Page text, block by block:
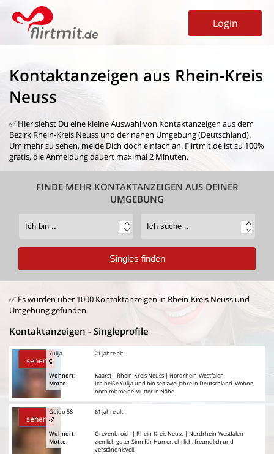
Login
Kontaktanzeigen aus Rhein-Kreis
Neuss
✅ Hier siehst Du eine kleine Auswahl von Kontaktanzeigen aus dem
Bezirk Rhein-Kreis Neuss und der nahen Umgebung (Deutschland).
Um mehr zu sehen, melde Dich doch einfach an. Flirtmit.de ist zu 100%
gratis, die Anmeldung dauert maximal 2 Minuten.
FINDE MEHR KONTAKTANZEIGEN AUS DEINER
UMGEBUNG
✅ Es wurden über 1000 Kontaktanzeigen in Rhein-Kreis Neuss und
Umgebung gefunden.
Kontaktanzeigen - Singleprofile
sehen
Yulija
Wohnort:
Motto:
21 Jahre alt
Kaarst | Rhein-Kreis Neuss | Nordrhein-Westfalen
Ich heiße Yulija und bin seit zwei Jahre in Deutschland. Wohne
noch mit meine Mutter in Nähe
sehen
Guido-58
Wohnort:
Motto:
61 Jahre alt
Grevenbroich | Rhein-Kreis Neuss | Nordrhein-Westfalen
ziemlich guter Sinn für Humor, ehrlich, freundlich und
verständnisvoll.